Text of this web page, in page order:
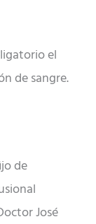
el
de sangre.
de
José